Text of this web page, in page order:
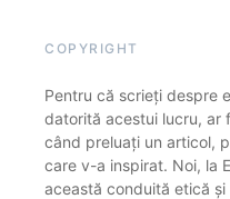
COPYRIGHT
Pentru că scrieți despre
datorită acestui lucru, ar
când preluați un articol,
care v-a inspirat. Noi, la
această conduită etică